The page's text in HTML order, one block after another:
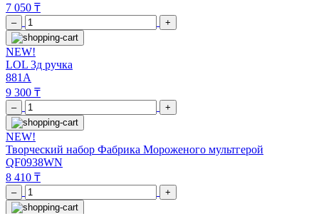
7 050 ₸
– +
NEW!
LOL 3д ручка
881A
9 300 ₸
– +
NEW!
Творческий набор Фабрика Мороженого мультгерой
QF0938WN
8 410 ₸
– +